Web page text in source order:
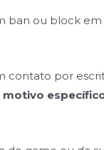
ban ou block em
por